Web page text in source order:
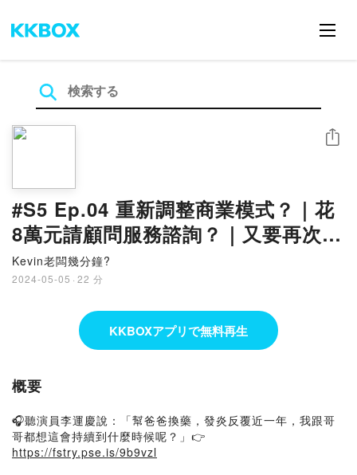
#S5 Ep.04 重新調整商業模式？｜花
8萬元請顧問服務諮詢？｜又要再次打
掉重練從零開始了?｜過來人給我的勉
勵期許真心話？
Kevin老闆幾分鐘?
2024-05-05 · 22 分
シェア
KKBOXアプリで無料再生
概要
🎧聽演員李運慶說：「幫爸爸換藥，發炎反覆近一年，我跟哥
哥都想這會持續到什麼時候呢？」👉
https://fstry.pse.is/9b9vzl